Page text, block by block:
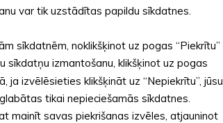
var tik uzstādītas papildu sīkdatnes.
sīkdatnēm, noklikšķinot uz pogas “Piekrītu”
sīkdatņu izmantošanu, klikšķinot uz pogas
ja izvēlēsieties klikšķināt uz “Nepiekrītu”, jūsu
tikai nepieciešamās sīkdatnes.
mainīt savas piekrišanas izvēles, atjauninot